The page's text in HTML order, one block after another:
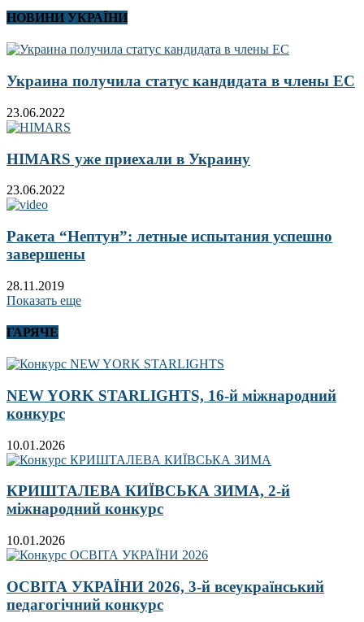
НОВИНИ УКРАЇНИ
Украина получила статус кандидата в члены ЕС
23.06.2022
HIMARS уже приехали в Украину
23.06.2022
Ракета “Нептун”: летные испытания успешно
завершены
28.11.2019
Показать еще
ГАРЯЧЕ
NEW YORK STARLIGHTS, 16-й міжнародний
конкурс
10.01.2026
КРИШТАЛЕВА КИЇВСЬКА ЗИМА, 2-й
міжнародний конкурс
10.01.2026
ОСВІТА УКРАЇНИ 2026, 3-й всеукраїнський
педагогічний конкурс